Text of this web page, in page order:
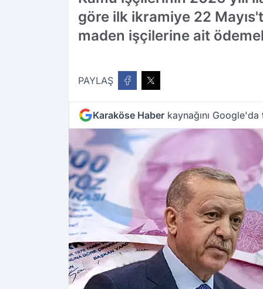
göre ilk ikramiye 22
maden işçilerine ait
PAYLAŞ
Karaköse Haber kaynağını